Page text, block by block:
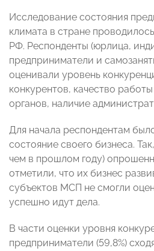
Исследование состояния
климата в стране
РФ. Респонденты (юрлица,
предприниматели и
оценивали уровень
конкурентов, качество
органов, наличие
Для начала респондентам
состояние своего бизнеса.
чем в прошлом году)
отметили, что их бизнес
субъектов МСП не смогли
успешно идут дела.
В части оценки уровня
предприниматели (59,8%)